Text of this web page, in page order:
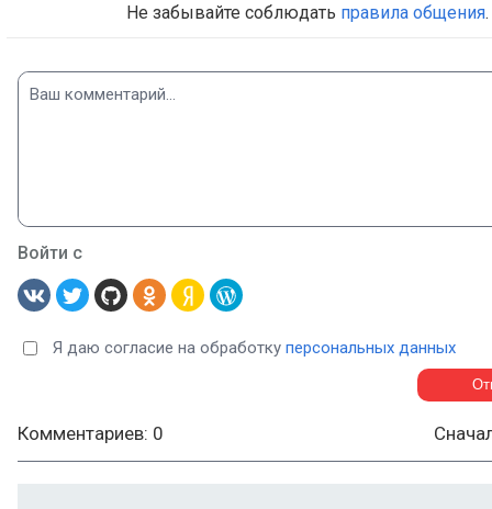
Не забывайте соблюдать правила общения.
Войти с
Я даю согласие на обработку персональных данных
Комментариев: 0